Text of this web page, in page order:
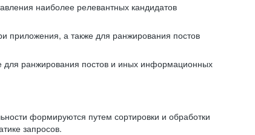
наиболее релевантных кандидатов
приложения, а также для ранжирования постов
для ранжирования постов и иных информационных
формируются путем сортировки и обработки
запросов.